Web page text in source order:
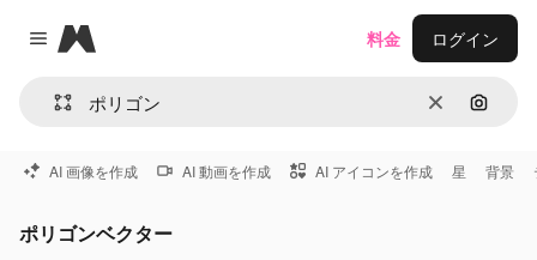
Close menu
Magnific
消去 画像で
料金 ログイン
AI 画像を作成 AI 動画を作成 AI アイコンを作成 星 背景
ポリゴンベクター